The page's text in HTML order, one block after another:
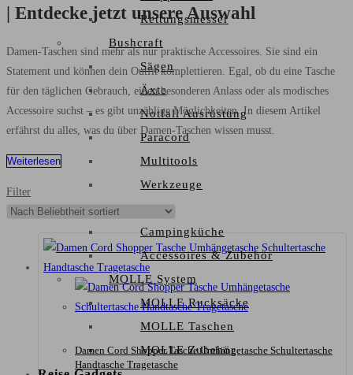
Rettungsmesser
Bushcraft
Sägen
Äxte
Notfall Ausrüstung
Paracord
Multitools
Werkzeuge
Camping
Campingküche
Accessoires & Zubehör
MOLLE System
MOLLE Rucksäcke
MOLLE Taschen
MOLLE Zubehör
| Entdecke jetzt unsere Auswahl
Damen-Taschen sind mehr als nur praktische Accessoires. Sie sind ein
Statement und können dein Outfit komplettieren. Egal, ob du eine Tasche
für den täglichen Gebrauch, einen besonderen Anlass oder als modisches
Accessoire suchst – es gibt unzählige Möglichkeiten. In diesem Artikel
erfährst du alles, was du über Damen-Taschen wissen musst.
Weiterlesen
Filter
Damen Cord Shopper Tasche Umhängetasche Schultertasche
Handtasche Tragetasche